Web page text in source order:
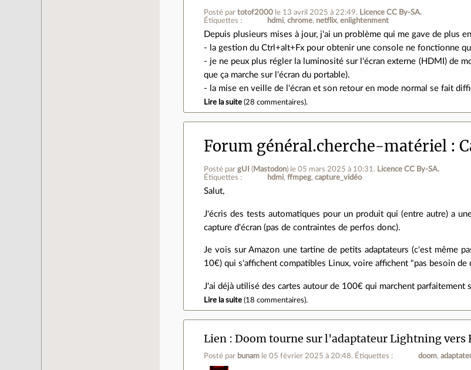
Posté partotof2000 le 13 avril 2025 à 22:49. Licence CC By‑SA.
Étiquettes :
hdmi chrome netflix enlightenment
Depuis plusieurs mises à jour, j'ai un problème qui me gave de plus
- la gestion du Ctrl+alt+Fx pour obtenir une console ne fonctionne
- je ne peux plus régler la luminosité sur l'écran externe (HDMI) de
que ça marche sur l'écran du portable).
- la mise en veille de l'écran et son retour en mode normal se fait
Lire la suite (28 commentaires).
Forum général.cherche-matériel
Posté pargUI ( Mastodon) le 05 mars 2025 à 10:31. Licence CC By‑SA.
Étiquettes :
hdmi ffmpeg capture_vidéo
Salut,
J'écris des tests automatiques pour un produit qui (entre autre) a
capture d'écran (pas de contraintes de perfos donc).
Je vois sur Amazon une tartine de petits adaptateurs (c'est même
10€) qui s'affichent compatibles Linux, voire affichent "pas besoin de
J'ai déjà utilisé des cartes autour de 100€ qui marchent parfaitement
Lire la suite (18 commentaires).
Lien Doom tourne sur l'adaptateur Lightning vers
Posté par bunam le 05 février 2025 à 20:48. Étiquettes : doom